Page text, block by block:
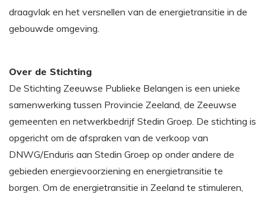
draagvlak en het versnellen van de energietransitie in de
gebouwde omgeving.
Over de Stichting
De Stichting Zeeuwse Publieke Belangen is een unieke
samenwerking tussen Provincie Zeeland, de Zeeuwse
gemeenten en netwerkbedrijf Stedin Groep. De stichting is
opgericht om de afspraken van de verkoop van
DNWG/Enduris aan Stedin Groep op onder andere de
gebieden energievoorziening en energietransitie te
borgen. Om de energietransitie in Zeeland te stimuleren,